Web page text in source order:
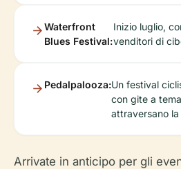
Waterfront
Blues Festival:
Inizio luglio,
venditori di
Pedalpalooza:Un festival
con gite a
attraversano
Arrivate in anticipo per gli